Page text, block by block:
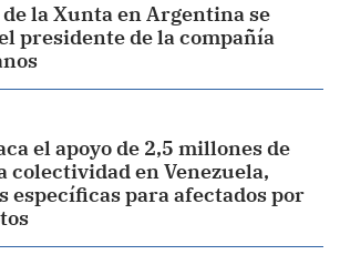
la Xunta en Argentina se
presidente de la compañía
el apoyo de 2,5 millones de
colectividad en Venezuela,
específicas para afectados por